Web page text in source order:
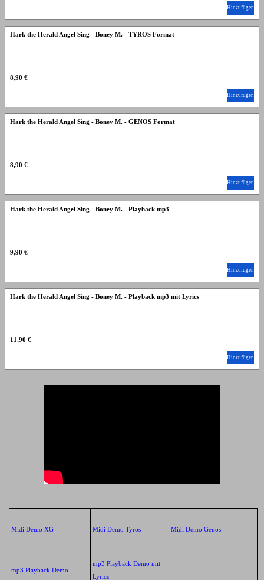
Hinzufügen
Hark the Herald Angel Sing - Boney M. - TYROS Format
8,90 €
Hinzufügen
Hark the Herald Angel Sing - Boney M. - GENOS Format
8,90 €
Hinzufügen
Hark the Herald Angel Sing - Boney M. - Playback mp3
9,90 €
Hinzufügen
Hark the Herald Angel Sing - Boney M. - Playback mp3 mit Lyrics
11,90 €
Hinzufügen
Midi Demo XG Midi Demo Tyros Midi Demo Genos
mp3 Playback Demo
mp3 Playback Demo mit
Lyrics